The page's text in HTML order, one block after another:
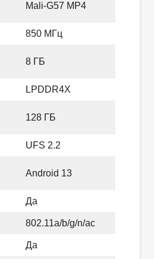
Mali-G57 MP4
850 МГц
8 ГБ
LPDDR4X
128 ГБ
UFS 2.2
Android 13
Да
802.11a/b/g/n/ac
Да